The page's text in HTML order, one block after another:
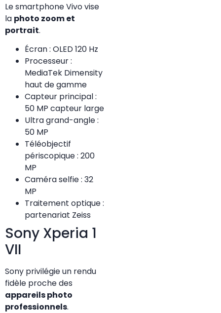
Le smartphone Vivo vise
la photo zoom et
portrait.
Écran : OLED 120 Hz
Processeur :
MediaTek Dimensity
haut de gamme
Capteur principal :
50 MP capteur large
Ultra grand-angle :
50 MP
Téléobjectif
périscopique : 200
MP
Caméra selfie : 32
MP
Traitement optique :
partenariat Zeiss
Sony Xperia 1
VII
Sony privilégie un rendu
fidèle proche des
appareils photo
professionnels.